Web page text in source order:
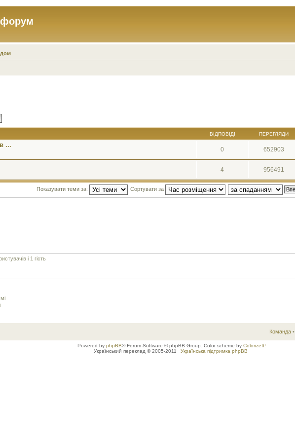
форум
ВІДПОВІДІ ПЕРЕГЛЯДИ
...
0 652903
4 956491
Показувати теми за: Сортувати за
і 1 гість
Команда •
Powered by phpBB® Forum Software © phpBB Group. Color scheme by ColorizeIt!
Український переклад © 2005-2011
Українська підтримка phpBB